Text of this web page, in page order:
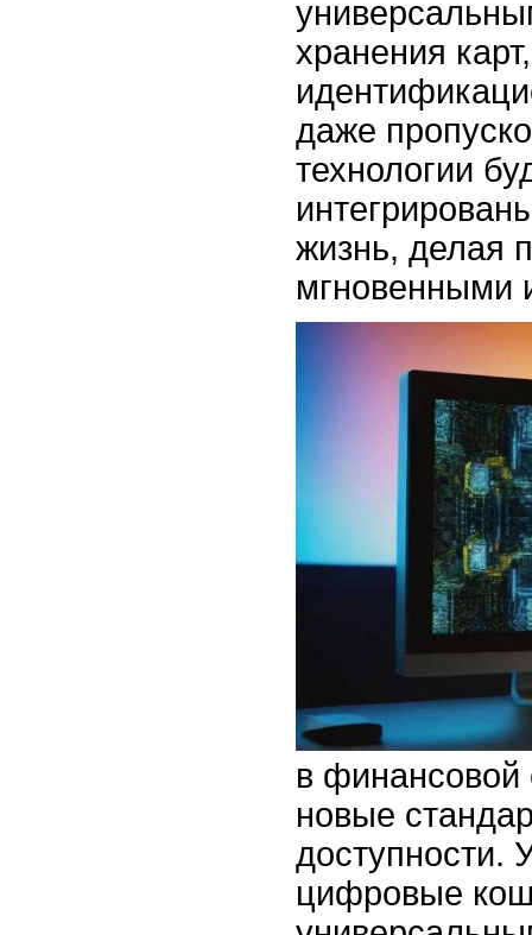
хранения карт,
даже
технологии
жизнь, делая
мгновенными
в
новые
доступности.
цифровые